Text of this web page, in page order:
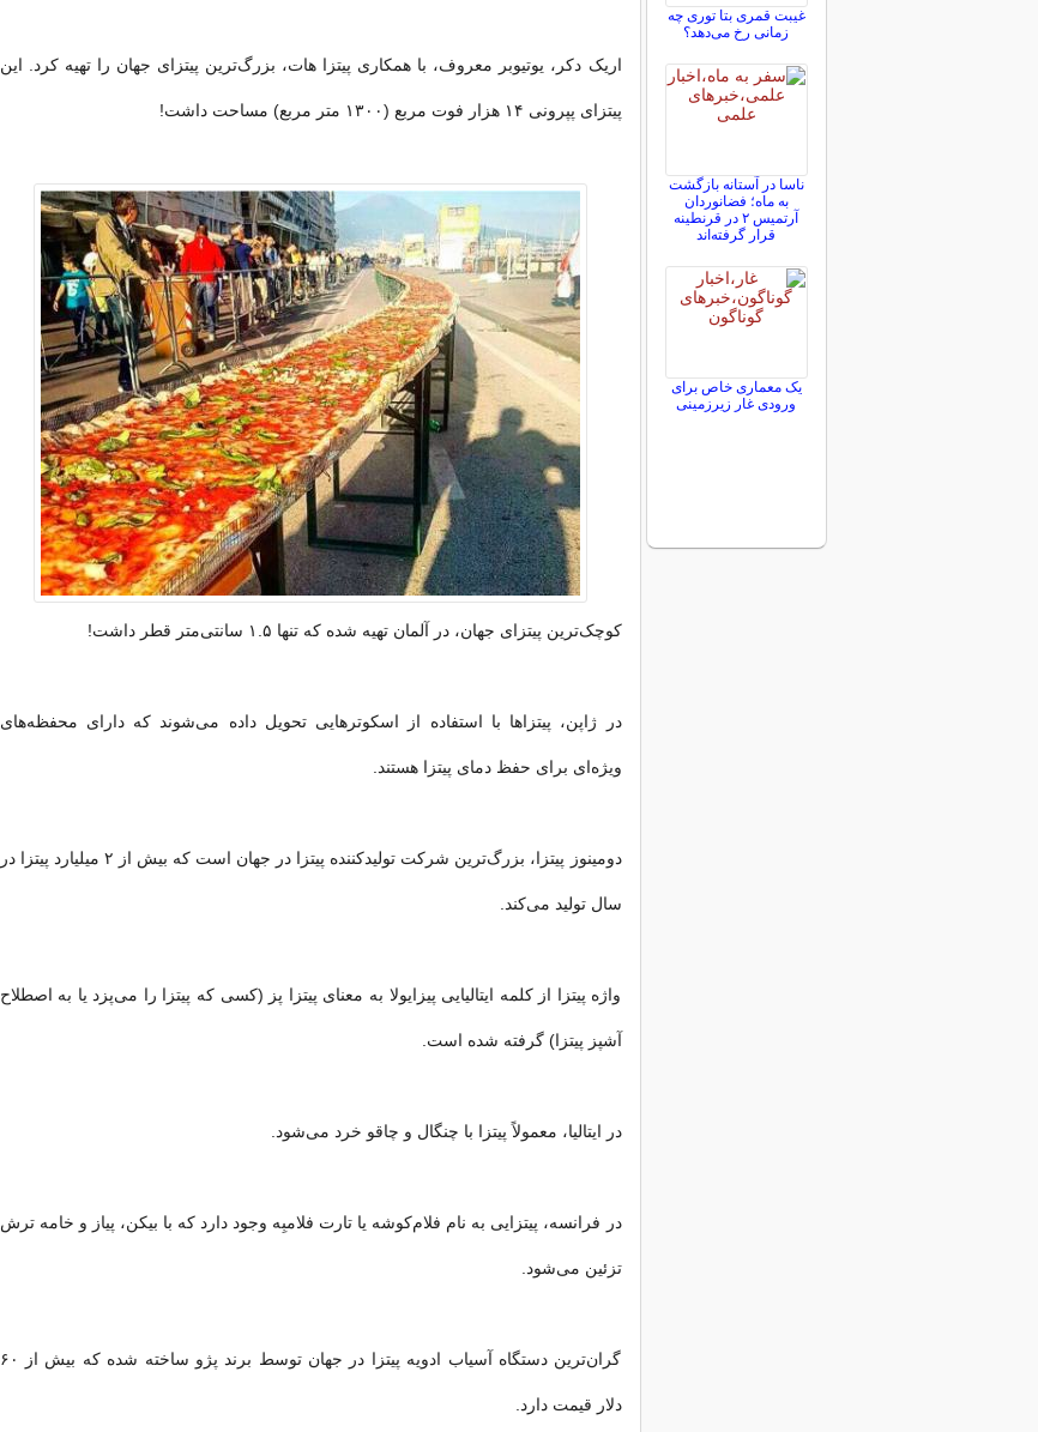
اریک دکر، یوتیوبر معروف، با همکاری پیتزا هات، بزرگ‌ترین پیتزای جهان را تهیه کرد. این
پیتزای پپرونی ۱۴ هزار فوت مربع (۱۳۰۰ متر مربع) مساحت داشت!
کوچک‌ترین پیتزای جهان، در آلمان تهیه شده که تنها ۱.۵ سانتی‌متر قطر داشت!
در ژاپن، پیتزاها با استفاده از اسکوترهایی تحویل داده می‌شوند که دارای محفظه‌های
ویژه‌ای برای حفظ دمای پیتزا هستند.
دومینوز پیتزا، بزرگ‌ترین شرکت تولیدکننده پیتزا در جهان است که بیش از ۲ میلیارد پیتزا در
سال تولید می‌کند.
واژه پیتزا از کلمه ایتالیایی پیزایولا به معنای پیتزا پز (کسی که پیتزا را می‌پزد یا به اصطلاح
آشپز پیتزا) گرفته شده است.
در ایتالیا، معمولاً پیتزا با چنگال و چاقو خرد می‌شود.
در فرانسه، پیتزایی به نام فلام‌کوشه یا تارت فلامبِه وجود دارد که با بیکن، پیاز و خامه ترش
تزئین می‌شود.
گران‌ترین دستگاه آسیاب ادویه پیتزا در جهان توسط برند پژو ساخته شده که بیش از ۶۰
دلار قیمت دارد.
غیبت قمری بتا توری چه
زمانی رخ می‌دهد؟
ناسا در آستانه بازگشت
به ماه؛ فضانوردان
آرتمیس ۲ در قرنطینه
قرار گرفته‌اند
یک معماری خاص برای
ورودی غار زیرزمینی